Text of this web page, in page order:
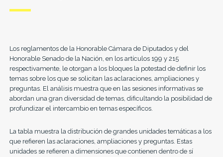
Los reglamentos de la Honorable Cámara de Diputados y del
Honorable Senado de la Nación, en los artículos 199 y 215
respectivamente, le otorgan a los bloques la potestad de definir los
temas sobre los que se solicitan las aclaraciones, ampliaciones y
preguntas. El análisis muestra que en las sesiones informativas se
abordan una gran diversidad de temas, dificultando la posibilidad de
profundizar el intercambio en temas específicos.
La tabla muestra la distribución de grandes unidades temáticas a los
que refieren las aclaraciones, ampliaciones y preguntas. Estas
unidades se refieren a dimensiones que contienen dentro de sí